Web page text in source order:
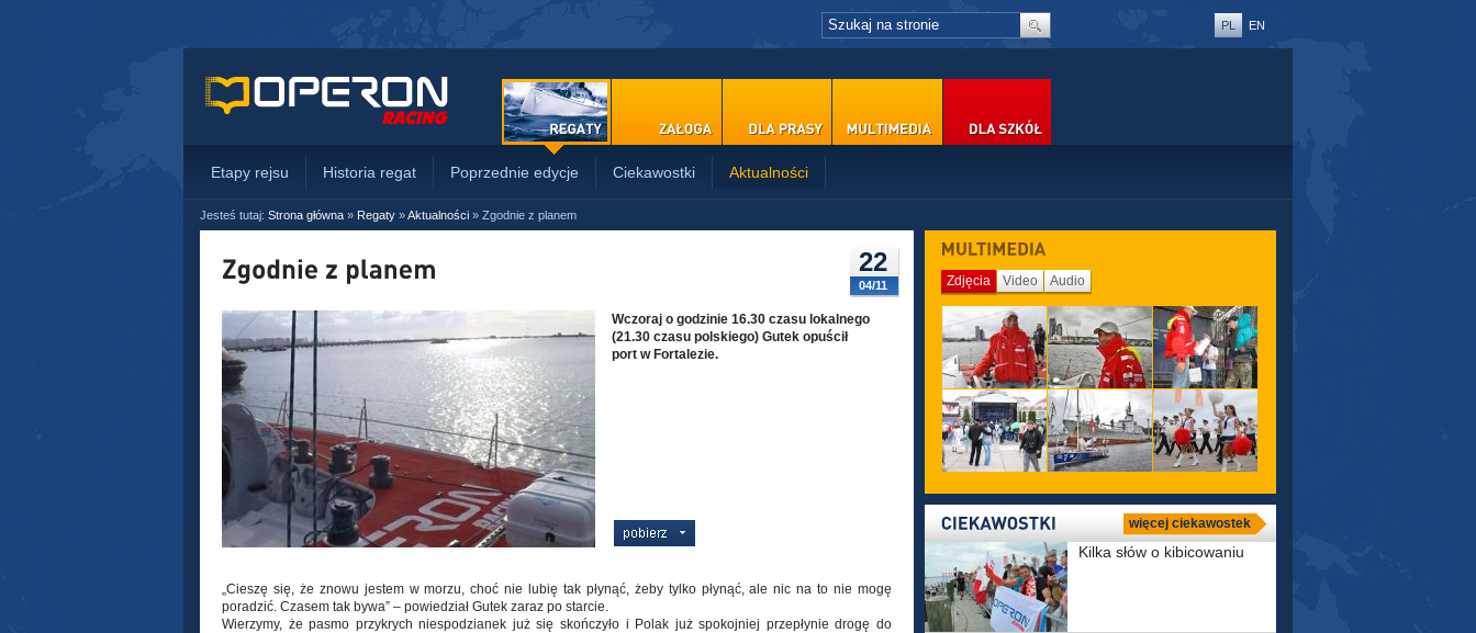
EN
PL
Etapy rejsu Historia regat Poprzednie edycje Ciekawostki Aktualności
Jesteś tutaj: Strona główna » Regaty »Aktualności » Zgodnie z planem
22
04/11
Wczoraj o godzinie 16.30 czasu lokalnego
(21.30 czasu polskiego) Gutek opuścił
port w Fortalezie.
„Cieszę się, że znowu jestem w morzu, choć nie lubię tak płynąć, żeby tylko płynąć, ale nic na to nie mogę
poradzić. Czasem tak bywa” – powiedział Gutek zaraz po starcie.
Wierzymy, że pasmo przykrych niespodzianek już się skończyło i Polak już spokojniej przepłynie drogę do
Zdjęcia Video Audio
więcej ciekawostek
Kilka słów o kibicowaniu